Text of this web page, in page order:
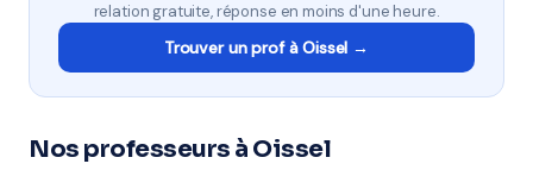
relation gratuite, réponse en moins d'une heure.
Trouver un prof à Oissel →
Nos professeurs à Oissel